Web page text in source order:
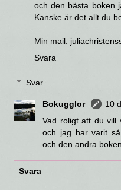
och den bästa boken
Kanske är det allt du
Min mail:
Svara
Svar
Bokugglor
10
Vad roligt att du vill
och jag har varit
och den andra
Svara